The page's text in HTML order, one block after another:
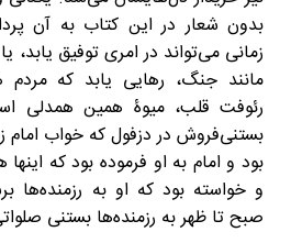
بدون شعار در این کتاب به آن
زمانی می‌تواند در امری توفیق یابد،
مانند جنگ، رهایی یابد که
رئوفت قلب، میوۀ همین همدلی
بستنی‌فروش در دزفول که خواب امام
بود و امام به او فرموده بود که
و خواسته بود که او به رزمنده‌ها
صبح تا ظهر به رزمنده‌ها بستنی